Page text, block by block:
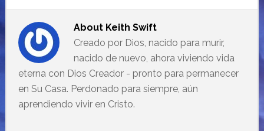
About Keith Swift
Creado por Dios, nacido para murir,
nacido de nuevo, ahora viviendo vida
eterna con Dios Creador - pronto para permanecer
en Su Casa. Perdonado para siempre, aún
aprendiendo vivir en Cristo.